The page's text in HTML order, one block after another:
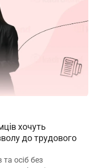
хочуть
до трудового
осіб без